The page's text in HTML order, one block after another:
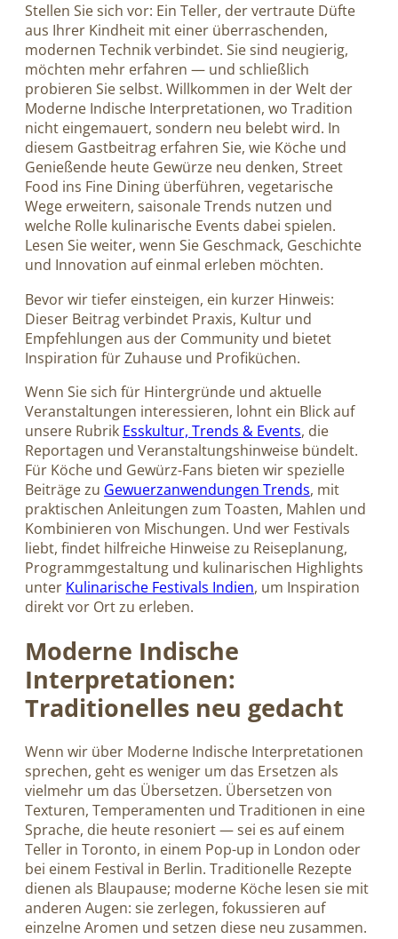
Stellen Sie sich vor: Ein Teller, der vertraute Düfte
aus Ihrer Kindheit mit einer überraschenden,
modernen Technik verbindet. Sie sind neugierig,
möchten mehr erfahren — und schließlich
probieren Sie selbst. Willkommen in der Welt der
Moderne Indische Interpretationen, wo Tradition
nicht eingemauert, sondern neu belebt wird. In
diesem Gastbeitrag erfahren Sie, wie Köche und
Genießende heute Gewürze neu denken, Street
Food ins Fine Dining überführen, vegetarische
Wege erweitern, saisonale Trends nutzen und
welche Rolle kulinarische Events dabei spielen.
Lesen Sie weiter, wenn Sie Geschmack, Geschichte
und Innovation auf einmal erleben möchten.
Bevor wir tiefer einsteigen, ein kurzer Hinweis:
Dieser Beitrag verbindet Praxis, Kultur und
Empfehlungen aus der Community und bietet
Inspiration für Zuhause und Profiküchen.
Wenn Sie sich für Hintergründe und aktuelle
Veranstaltungen interessieren, lohnt ein Blick auf
unsere Rubrik Esskultur, Trends & Events, die
Reportagen und Veranstaltungshinweise bündelt.
Für Köche und Gewürz-Fans bieten wir spezielle
Beiträge zu Gewuerzanwendungen Trends, mit
praktischen Anleitungen zum Toasten, Mahlen und
Kombinieren von Mischungen. Und wer Festivals
liebt, findet hilfreiche Hinweise zu Reiseplanung,
Programmgestaltung und kulinarischen Highlights
unter Kulinarische Festivals Indien, um Inspiration
direkt vor Ort zu erleben.
Moderne Indische
Interpretationen:
Traditionelles neu gedacht
Wenn wir über Moderne Indische Interpretationen
sprechen, geht es weniger um das Ersetzen als
vielmehr um das Übersetzen. Übersetzen von
Texturen, Temperamenten und Traditionen in eine
Sprache, die heute resoniert — sei es auf einem
Teller in Toronto, in einem Pop-up in London oder
bei einem Festival in Berlin. Traditionelle Rezepte
dienen als Blaupause; moderne Köche lesen sie mit
anderen Augen: sie zerlegen, fokussieren auf
einzelne Aromen und setzen diese neu zusammen.